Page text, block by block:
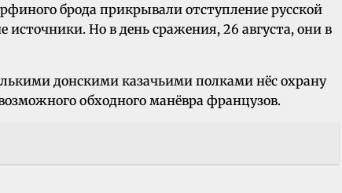
брода прикрывали отступление русской
Но в день сражения, 26 августа, они в
донскими казачьими полками нёс охрану
обходного манёвра французов.